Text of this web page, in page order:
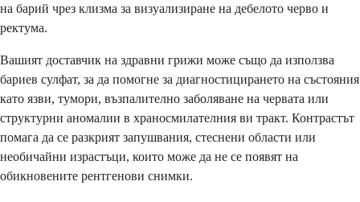
на барий чрез клизма за визуализиране на дебелото черво и
ректума.
Вашият доставчик на здравни грижи може също да използва
бариев сулфат, за да помогне за диагностицирането на състояния
като язви, тумори, възпалително заболяване на червата или
структурни аномалии в храносмилателния ви тракт. Контрастът
помага да се разкрият запушвания, стеснени области или
необичайни израстъци, които може да не се появят на
обикновените рентгенови снимки.